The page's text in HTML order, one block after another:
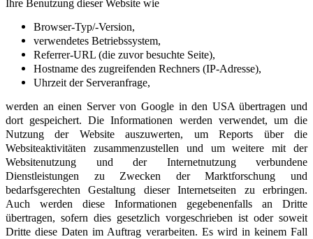
Ihre Benutzung dieser Website wie
Browser-Typ/-Version,
verwendetes Betriebssystem,
Referrer-URL (die zuvor besuchte Seite),
Hostname des zugreifenden Rechners (IP-Adresse),
Uhrzeit der Serveranfrage,
werden an einen Server von Google in den USA übertragen und
dort gespeichert. Die Informationen werden verwendet, um die
Nutzung der Website auszuwerten, um Reports über die
Websiteaktivitäten zusammenzustellen und um weitere mit der
Websitenutzung und der Internetnutzung verbundene
Dienstleistungen zu Zwecken der Marktforschung und
bedarfsgerechten Gestaltung dieser Internetseiten zu erbringen.
Auch werden diese Informationen gegebenenfalls an Dritte
übertragen, sofern dies gesetzlich vorgeschrieben ist oder soweit
Dritte diese Daten im Auftrag verarbeiten. Es wird in keinem Fall